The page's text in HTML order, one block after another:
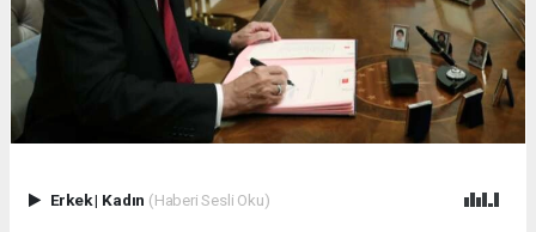
Erkek| Kadın (Haberi Sesli Oku)